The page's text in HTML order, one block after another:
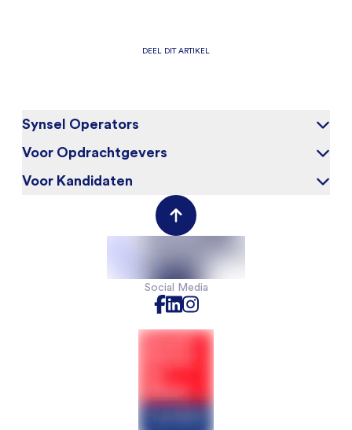
DEEL DIT ARTIKEL
Synsel Operators
Over ons
Blog
Voor Opdrachtgevers
Waarom Synsel
Voor Kandidaten
Social Media